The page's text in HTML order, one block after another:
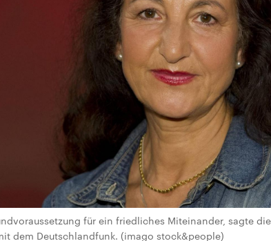
für ein friedliches Miteinander, sagte
dem Deutschlandfunk. (imago stock&people)